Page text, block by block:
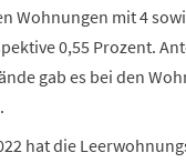
Wohnungen mit 4
0,55 Prozent.
gab es bei den
hat die